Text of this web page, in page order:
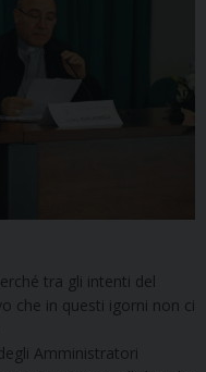
tra gli intenti del
che in questi igorni non ci
Amministratori